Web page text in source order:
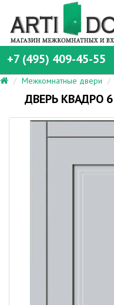
+7 (495) 409-45-55
Межкомнатные двери
ДВЕРЬ КВАДРО